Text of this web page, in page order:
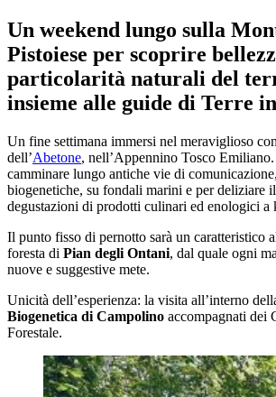
Un weekend lungo sulla
Pistoiese per scoprire
particolarità naturali del
insieme alle guide di Terre
Un fine settimana immersi nel meraviglioso
dell’Abetone, nell’Appennino Tosco
camminare lungo antiche vie di
biogenetiche, su fondali marini e per deliziare
degustazioni di prodotti culinari ed enologici a
Il punto fisso di pernotto sarà un caratteristico
foresta di Pian degli Ontani, dal quale ogni
nuove e suggestive mete.
Unicità dell’esperienza: la visita all’interno
Biogenetica di Campolino accompagnati dei
Forestale.